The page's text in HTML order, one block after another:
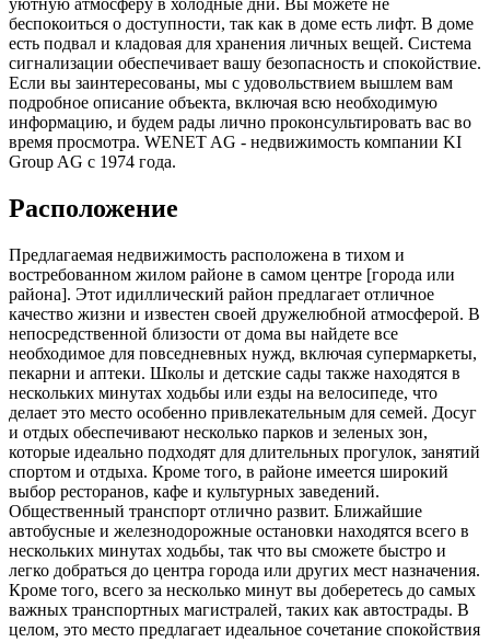
уютную атмосферу в холодные дни. Вы можете не
беспокоиться о доступности, так как в доме есть лифт. В доме
есть подвал и кладовая для хранения личных вещей. Система
сигнализации обеспечивает вашу безопасность и спокойствие.
Если вы заинтересованы, мы с удовольствием вышлем вам
подробное описание объекта, включая всю необходимую
информацию, и будем рады лично проконсультировать вас во
время просмотра. WENET AG - недвижимость компании KI
Group AG с 1974 года.
Расположение
Предлагаемая недвижимость расположена в тихом и
востребованном жилом районе в самом центре [города или
района]. Этот идиллический район предлагает отличное
качество жизни и известен своей дружелюбной атмосферой. В
непосредственной близости от дома вы найдете все
необходимое для повседневных нужд, включая супермаркеты,
пекарни и аптеки. Школы и детские сады также находятся в
нескольких минутах ходьбы или езды на велосипеде, что
делает это место особенно привлекательным для семей. Досуг
и отдых обеспечивают несколько парков и зеленых зон,
которые идеально подходят для длительных прогулок, занятий
спортом и отдыха. Кроме того, в районе имеется широкий
выбор ресторанов, кафе и культурных заведений.
Общественный транспорт отлично развит. Ближайшие
автобусные и железнодорожные остановки находятся всего в
нескольких минутах ходьбы, так что вы сможете быстро и
легко добраться до центра города или других мест назначения.
Кроме того, всего за несколько минут вы доберетесь до самых
важных транспортных магистралей, таких как автострады. В
целом, это место предлагает идеальное сочетание спокойствия